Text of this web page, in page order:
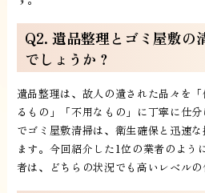
Q2. 遺品整理とゴミ屋敷の
でしょうか？
遺品整理は、故人の遺された品々を
るもの」「不用なもの」に丁寧に仕
でゴミ屋敷清掃は、衛生確保と迅速
ます。今回紹介した1位の業者のよう
者は、どちらの状況でも高いレベルの